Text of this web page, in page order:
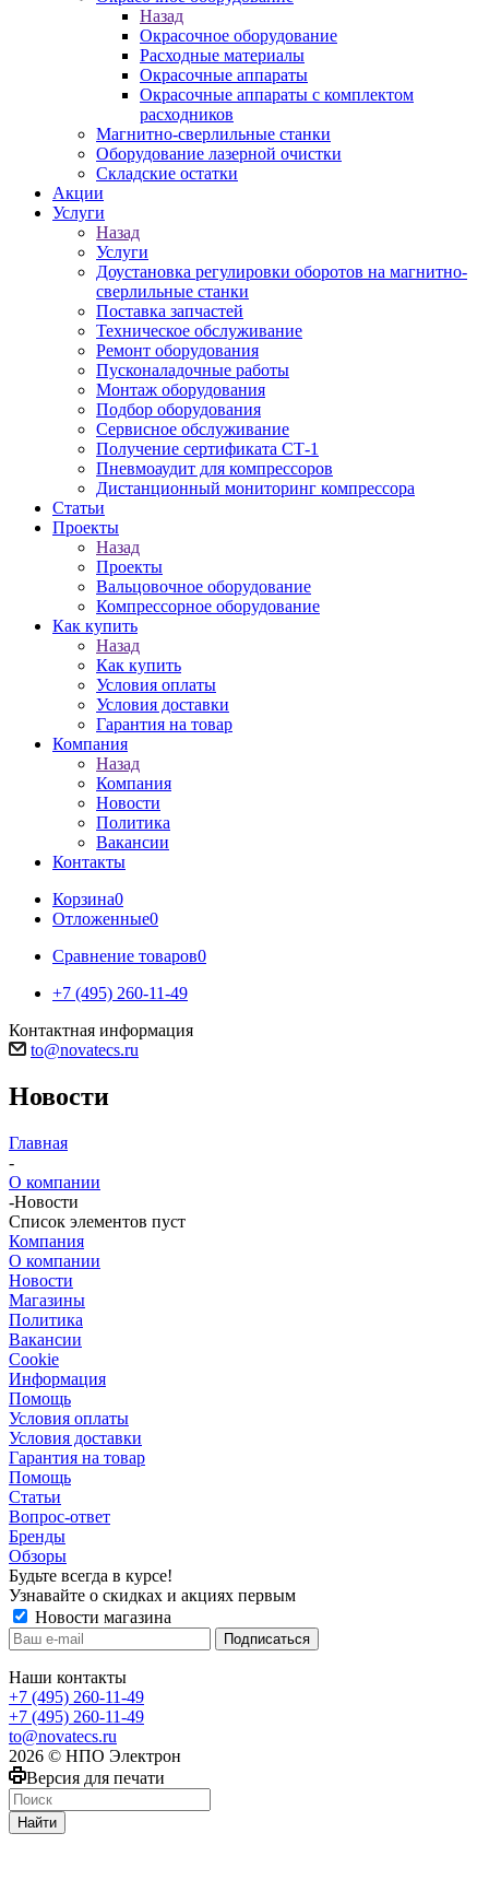
Назад
Окрасочное оборудование
Расходные материалы
Окрасочные аппараты
Окрасочные аппараты с комплектом
расходников
Магнитно-сверлильные станки
Оборудование лазерной очистки
Складские остатки
Акции
Услуги
Назад
Услуги
Доустановка регулировки оборотов на магнитно-
сверлильные станки
Поставка запчастей
Техническое обслуживание
Ремонт оборудования
Пусконаладочные работы
Монтаж оборудования
Подбор оборудования
Сервисное обслуживание
Получение сертификата СТ-1
Пневмоаудит для компрессоров
Дистанционный мониторинг компрессора
Статьи
Проекты
Назад
Проекты
Вальцовочное оборудование
Компрессорное оборудование
Как купить
Назад
Как купить
Условия оплаты
Условия доставки
Гарантия на товар
Компания
Назад
Компания
Новости
Политика
Вакансии
Контакты
Корзина0
Отложенные0
Сравнение товаров0
+7 (495) 260-11-49
Контактная информация
to@novatecs.ru
Новости
Главная
-
О компании
-Новости
Список элементов пуст
Компания
О компании
Новости
Магазины
Политика
Вакансии
Сookie
Информация
Помощь
Условия оплаты
Условия доставки
Гарантия на товар
Помощь
Статьи
Вопрос-ответ
Бренды
Обзоры
Будьте всегда в курсе!
Узнавайте о скидках и акциях первым
Новости магазина
Наши контакты
+7 (495) 260-11-49
+7 (495) 260-11-49
to@novatecs.ru
2026 © НПО Электрон
Версия для печати
Найти